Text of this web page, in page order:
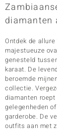
diamanten
Ontdek de
majestueuze
genesteld
karaat. De
beroemde
collectie.
diamanten
gelegenheden
garderobe. De
outfits aan met